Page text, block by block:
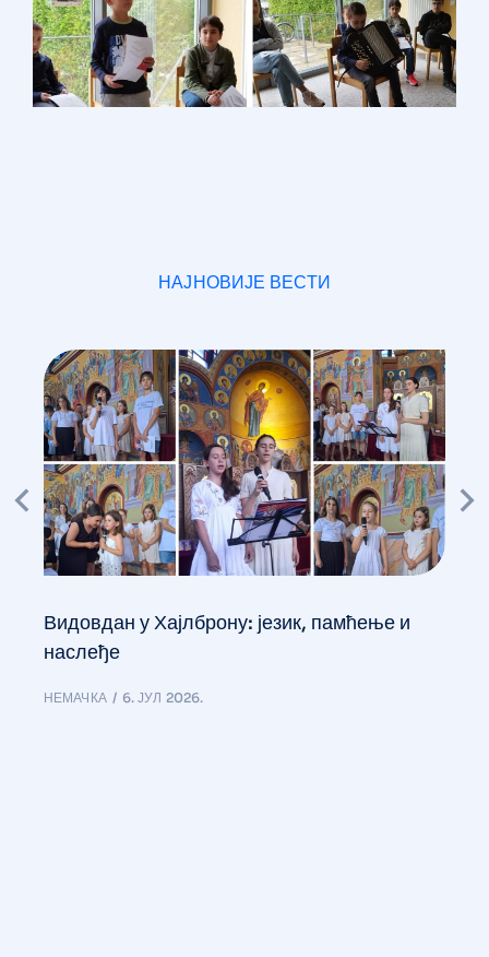
НАЈНОВИЈЕ ВЕСТИ
Видовдан у Хајлброну: језик, памћење и
наслеђе
НЕМАЧКА 6. ЈУЛ 2026.